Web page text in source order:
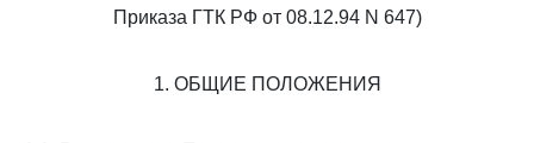
Приказа ГТК РФ от 08.12.94 N 647)
1. ОБЩИЕ ПОЛОЖЕНИЯ